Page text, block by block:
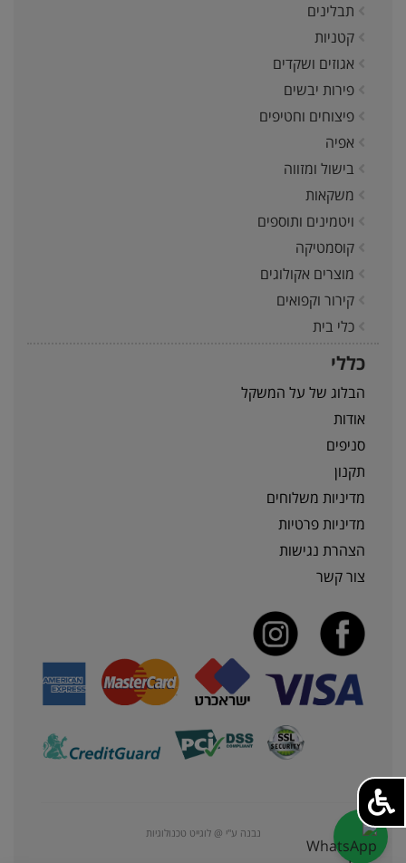
תבלינים
קטניות
אגוזים ושקדים
פירות יבשים
פיצוחים וחטיפים
אפיה
בישול ומזווה
משקאות
ויטמינים ותוספים
קוסמטיקה
מוצרים אקולוגים
קירור וקפואים
כלי בית
כללי
הבלוג של על המשקל
אודות
סניפים
תקנון
מדיניות משלוחים
מדיניות פרטיות
הצהרת נגישות
צור קשר
נבנה ע"י @ לוגייט טכנולוגיות